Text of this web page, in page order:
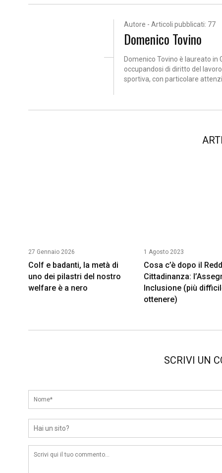
Autore - Articoli pubblicati: 77
Domenico Tovino
Domenico Tovino è laureato in
occupandosi di diritto del
sportiva, con particolare
27 Gennaio 2026
Colf e badanti, la metà di
uno dei pilastri del nostro
welfare è a nero
1 Agosto 2023
Cosa c’è dopo il
Cittadinanza:
Inclusione (più
ottenere)
SCRIVI UN